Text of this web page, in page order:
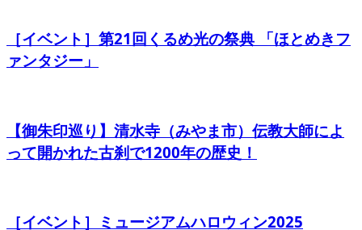
［イベント］第21回くるめ光の祭典 「ほとめきフ
ァンタジー」
【御朱印巡り】清水寺（みやま市）伝教大師によ
って開かれた古刹で1200年の歴史！
［イベント］ミュージアムハロウィン2025